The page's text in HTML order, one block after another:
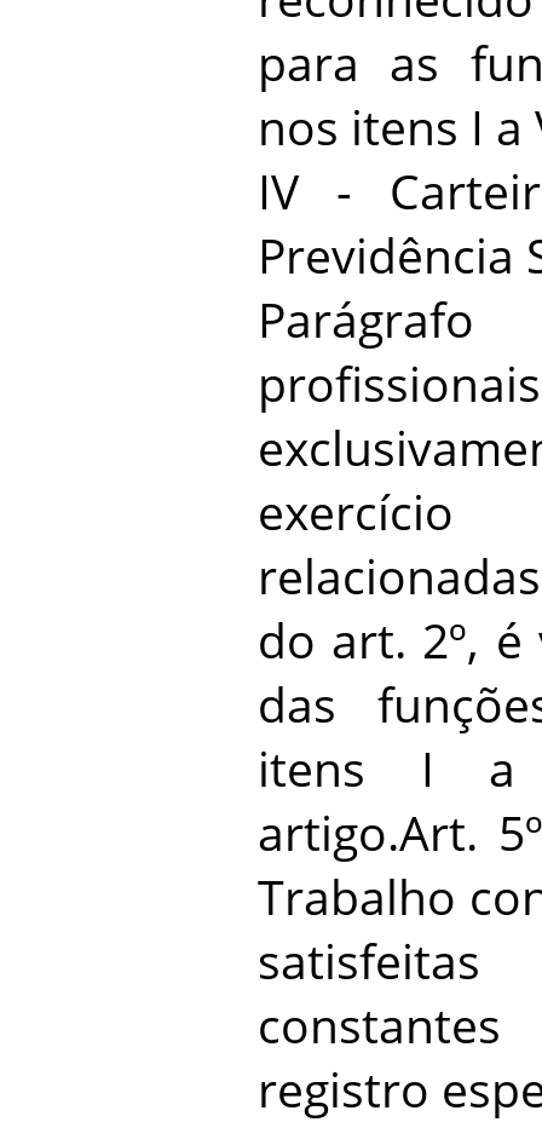
para as
nos itens I a
IV -
Previdência
do art. 2º,
das
itens I a
artigo.Art.
Trabalho
registro